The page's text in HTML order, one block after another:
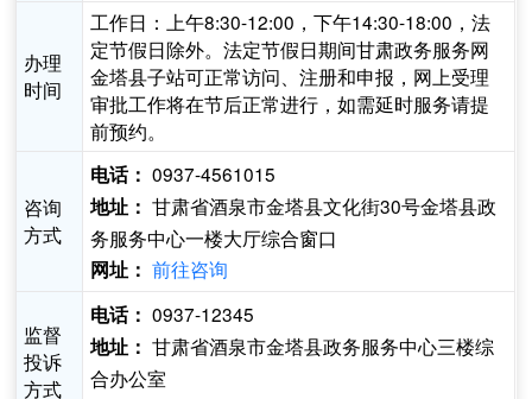
办理
时间
工作日：上午8:30-12:00，下午14:30-18:00，法
定节假日除外。法定节假日期间甘肃政务服务网
金塔县子站可正常访问、注册和申报，网上受理
审批工作将在节后正常进行，如需延时服务请提
前预约。
咨询
方式
电话： 0937-4561015
地址： 甘肃省酒泉市金塔县文化街30号金塔县政
务服务中心一楼大厅综合窗口
网址： 前往咨询
监督
投诉
方式
电话： 0937-12345
地址： 甘肃省酒泉市金塔县政务服务中心三楼综
合办公室